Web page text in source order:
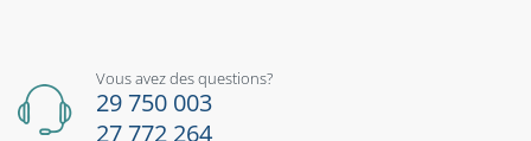
Vous avez des questions?
29 750 003
27 772 264